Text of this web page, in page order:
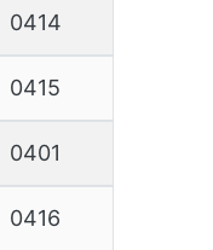
0414
0415
0401
0416